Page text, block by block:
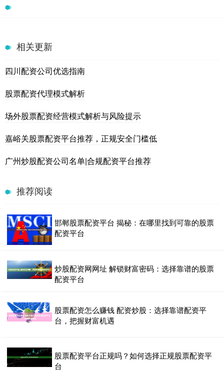
相关更新
四川配资公司优选指南
股票配资代理模式解析
场外股票配资经营模式解析与风险提示
嘉峪关股票配资平台推荐，正规安全门槛低
广州炒股配资公司名单|合规配资平台推荐
推荐阅读
邯郸股票配资平台 揭秘：在哪里找到可靠的股票
配资平台
炒股配资网网址 解锁财富密码：选择靠谱的股票
配资平台
股票配资怎么赚钱 配资炒股：选择靠谱配资平
台，把握财富机遇
股票配资平台正规吗？如何选择正规股票配资平
台